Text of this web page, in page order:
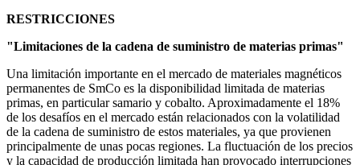
RESTRICCIONES
"Limitaciones de la cadena de suministro de materias primas"
Una limitación importante en el mercado de materiales magnéticos
permanentes de SmCo es la disponibilidad limitada de materias
primas, en particular samario y cobalto. Aproximadamente el 18%
de los desafíos en el mercado están relacionados con la volatilidad
de la cadena de suministro de estos materiales, ya que provienen
principalmente de unas pocas regiones. La fluctuación de los precios
y la capacidad de producción limitada han provocado interrupciones